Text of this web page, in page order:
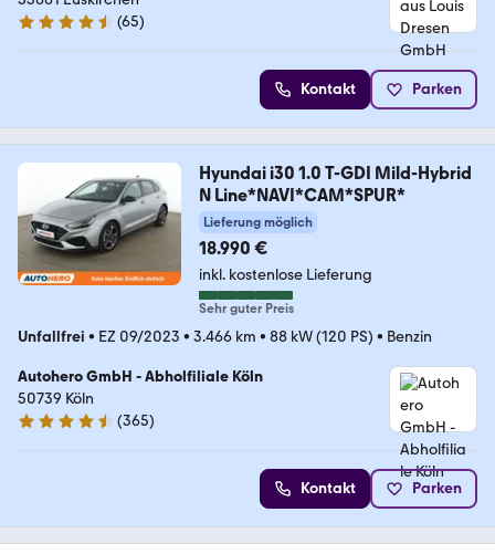
4.7 Sterne
(65)
Kontakt Parken
Hyundai i30 1.0 T-GDI Mild-Hybrid
N Line*NAVI*CAM*SPUR*
Lieferung möglich
18.990 €
inkl. kostenlose Lieferung
Sehr guter Preis
Unfallfrei • EZ 09/2023 • 3.466 km • 88 kW (120 PS) • Benzin
Autohero GmbH - Abholfiliale Köln
50739 Köln
4.6 Sterne
(365)
Kontakt Parken